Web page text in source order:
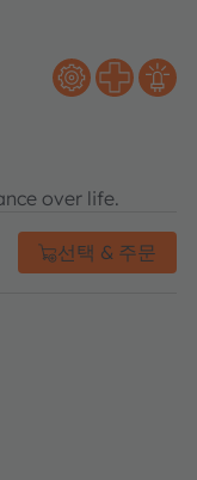
over life.
선택 & 주문